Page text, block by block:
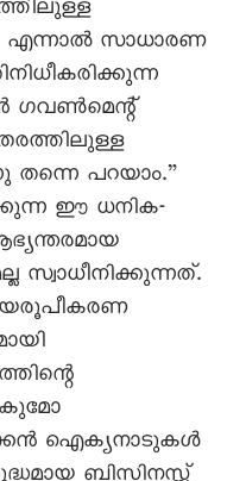
എന്നാൽ സാധാരണ
ഗവൺമെന്റ്
തന്നെ പറയാം.”
ഈ ധനിക-
സ്വാധീനിക്കുന്നത്.
ഐക്യനാടുകൾ